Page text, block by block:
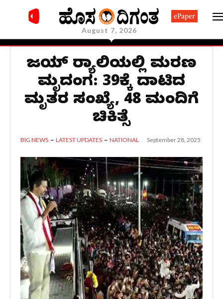
August 7, 2026
ePaper
ವಿಜಯ್ ರ‍್ಯಾಲಿಯಲ್ಲಿ ಮರಣ
ಮೃದಂಗ: 39ಕ್ಕೆ ದಾಟಿದ
ಮೃತರ ಸಂಖ್ಯೆ, 48 ಮಂದಿಗೆ
ಚಿಕಿತ್ಸೆ
BIG NEWS LATEST UPDATES NATIONAL September 28, 2025